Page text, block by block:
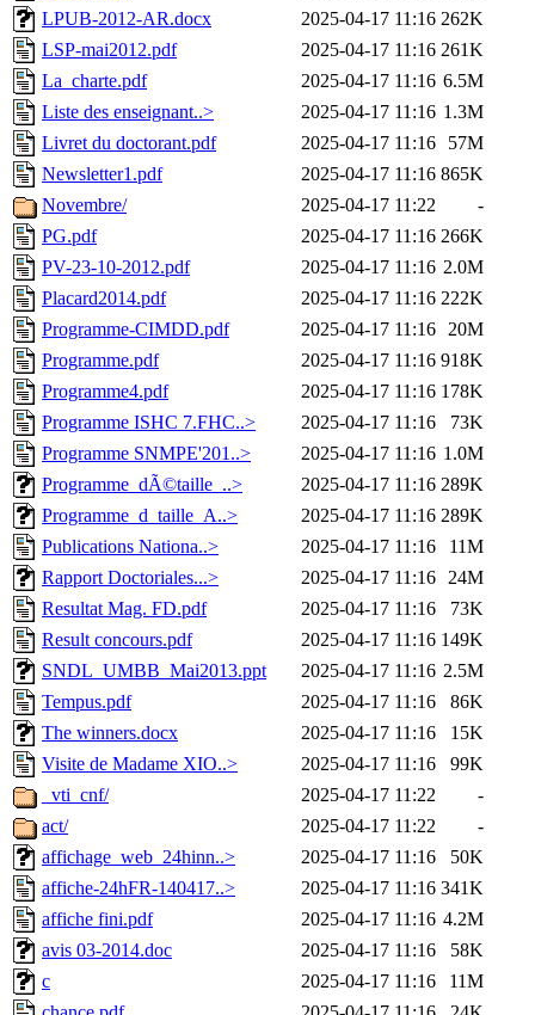
LPUB-2012-AR.docx
2025-04-17 11:16 262K
LSP-mai2012.pdf
2025-04-17 11:16 261K
La_charte.pdf
2025-04-17 11:16 6.5M
Liste des enseignant..>
2025-04-17 11:16 1.3M
Livret du doctorant.pdf
2025-04-17 11:16
57M
Newsletter1.pdf
2025-04-17 11:16 865K
Novembre/
2025-04-17 11:22
-
PG.pdf
2025-04-17 11:16 266K
PV-23-10-2012.pdf
2025-04-17 11:16 2.0M
Placard2014.pdf
2025-04-17 11:16 222K
Programme-CIMDD.pdf
2025-04-17 11:16 20M
Programme.pdf
2025-04-17 11:16 918K
Programme4.pdf
2025-04-17 11:16 178K
Programme ISHC 7.FHC..>
2025-04-17 11:16
73K
Programme SNMPE'201..>
2025-04-17 11:16 1.0M
Programme_dÃ©taille_..>
2025-04-17 11:16 289K
Programme_d_taille_A..>
2025-04-17 11:16 289K
Publications Nationa..>
2025-04-17 11:16
11M
Rapport Doctoriales...>
2025-04-17 11:16 24M
Resultat Mag. FD.pdf
2025-04-17 11:16
73K
Result concours.pdf
2025-04-17 11:16 149K
SNDL_UMBB_Mai2013.ppt
2025-04-17 11:16 2.5M
Tempus.pdf
2025-04-17 11:16
86K
The winners.docx
2025-04-17 11:16
15K
Visite de Madame XIO..>
2025-04-17 11:16
99K
_vti_cnf/
2025-04-17 11:22
-
act/
2025-04-17 11:22
-
affichage_web_24hinn..>
2025-04-17 11:16
50K
affiche-24hFR-140417..>
2025-04-17 11:16 341K
affiche fini.pdf
2025-04-17 11:16 4.2M
avis 03-2014.doc
2025-04-17 11:16
58K
c
2025-04-17 11:16
11M